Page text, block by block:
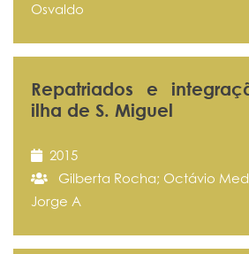
Osvaldo
Repatriados e
ilha de S. Miguel
2015
Gilberta Rocha; Octávio
Jorge A